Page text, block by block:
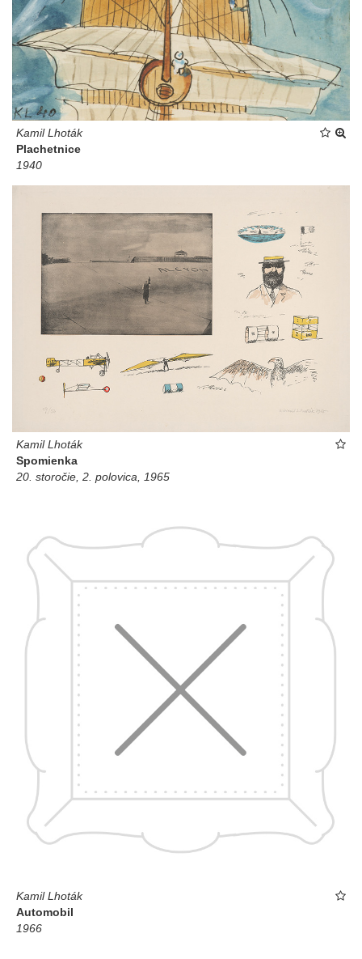
Kamil Lhoták
Plachetnice
1940
Kamil Lhoták
Spomienka
20. storočie, 2. polovica, 1965
Kamil Lhoták
Automobil
1966